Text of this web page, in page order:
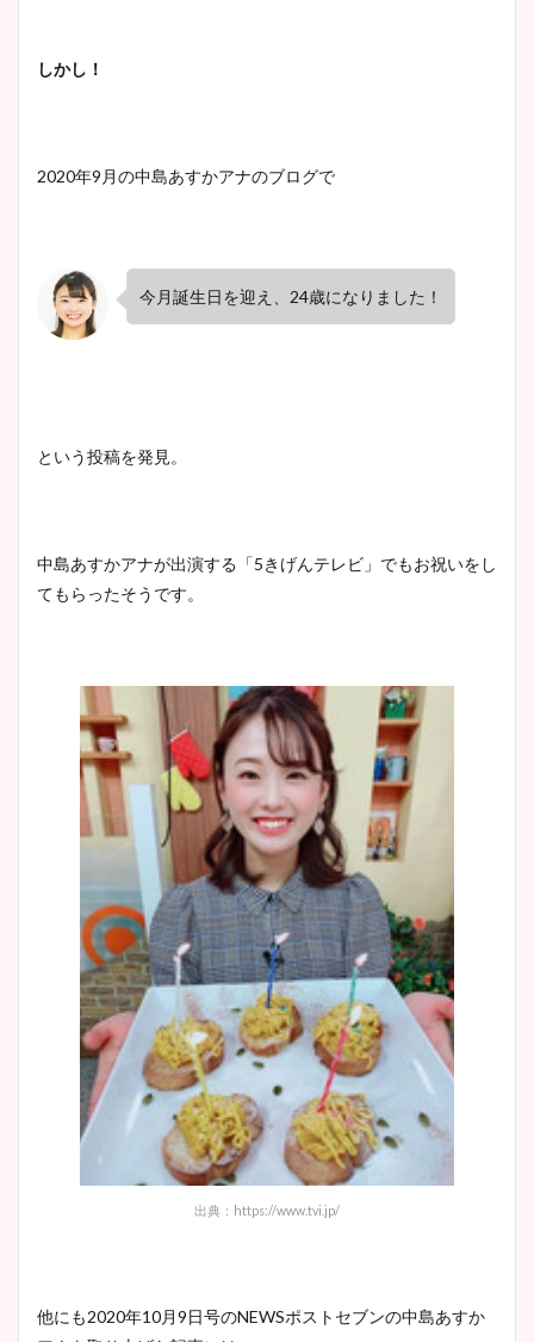
肉も凄い！
豊島実季アナのカップ画像ま
宇賀神メグアナのニット画像
まとめ！足も美脚でカップも
凄い！
池谷実悠アナのメガネ画像が
かわいい！カップや水着姿も
まとめた！
しかし！
2020年9 月の中島あすかアナのブログで
今月誕生日を迎え、 24歳になりました！
という投稿を発見。
中島あすかアナが出演する「5きげんテレビ」でもお祝いをし
てもらったそうです。
出典：https://www.tvi.jp/
他にも2020年10月9日号のNEWSポストセブンの中島あすか